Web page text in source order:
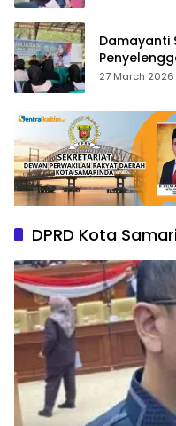
Damayanti
dan
27 March 2026
DPRD Kota